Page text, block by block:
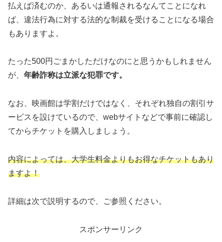
払えば済むのか、あるいは通報されるなんてことになれ
ば、違法行為に対する法的な制裁を受けることになる場合
もありますよ。
たった500円ごまかしただけなのにと思うかもしれません
が、 年齢詐称は立派な犯罪です。
なお、映画館は学割だけではなく、それぞれ独自の割引サ
ービスを設けているので、webサイトなどで事前に確認し
てからチケットを購入しましょう。
内容によっては、大学生料金よりもお得なチケットもあり
ますよ！
詳細は次で説明するので、ご参照ください。
スポンサーリンク